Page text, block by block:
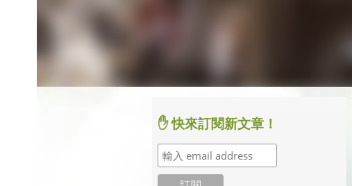
✋ 快來訂閱新文章！